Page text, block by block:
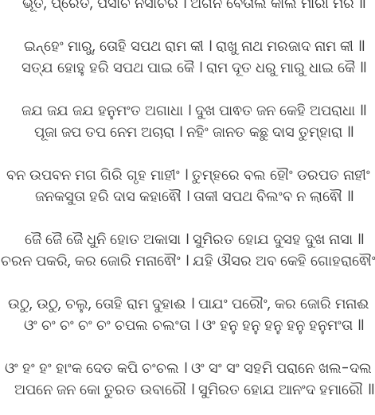
ଇନ୍ହେଂ ମାରୁ, ତୋହି ସପଥ ରାମ କୀ । ରାଖୁ ନାଥ ମରଜାଦ ନାମ କୀ ॥
ସତ୍ଯ ହୋହୁ ହରି ସପଥ ପାଇ କୈ । ରାମ ଦୂତ ଧରୁ ମାରୁ ଧାଇ କୈ ॥
ଜଯ ଜଯ ଜଯ ହନୁମଂତ ଅଗାଧା । ଦୁଖ ପାଵତ ଜନ କେହି ଅପରାଧା ॥
ପୂଜା ଜପ ତପ ନେମ ଅଚାରା । ନହିଂ ଜାନତ କଛୁ ଦାସ ତୁମ୍ହାରା ॥
ବନ ଉପବନ ମଗ ଗିରି ଗୃହ ମାହୀଂ । ତୁମ୍ହରେ ବଲ ହୌଂ ଡରପତ ନାହୀଂ
ଜନକସୁତା ହରି ଦାସ କହାଵୌ । ତାକୀ ସପଥ ବିଲଂବ ନ ଲାଵୌ ॥
ଜୈ ଜୈ ଜୈ ଧୁନି ହୋତ ଅକାସା । ସୁମିରତ ହୋଯ ଦୁସହ ଦୁଖ ନାସା ॥
ଚରନ ପକରି, କର ଜୋରି ମନାଵୌଂ । ଯହି ଔସର ଅବ କେହି
ଉଠୁ, ଉଠୁ, ଚଲୁ, ତୋହି ରାମ ଦୁହାଈ । ପାଯଂ ପରୌଂ, କର ଜୋରି ମନାଈ
ଓଂ ଚଂ ଚଂ ଚଂ ଚଂ ଚପଲ ଚଲଂତା । ଓଂ ହନୁ ହନୁ ହନୁ ହନୁ ହନୁମଂତା ॥
ଓଂ ହଂ ହଂ ହାଂକ ଦେତ କପି ଚଂଚଲ । ଓଂ ସଂ ସଂ ସହମି ପରାନେ ଖଲ-ଦଲ
ଅପନେ ଜନ କୋ ତୁରତ ଉବାରୌ । ସୁମିରତ ହୋଯ ଆନଂଦ ହମାରୌ ॥